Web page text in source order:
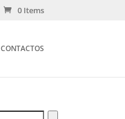
0 Items
CONTACTOS